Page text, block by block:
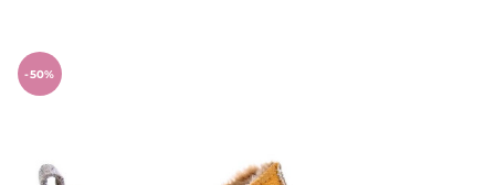
-50%